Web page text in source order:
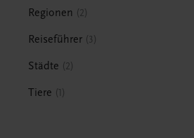
Regionen 2
Reiseführer 3
Städte 2
Tiere 1